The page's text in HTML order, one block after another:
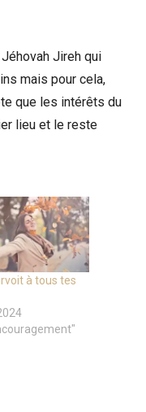
Jireh qui
mais pour cela,
que les intérêts du
lieu et le reste
à tous tes